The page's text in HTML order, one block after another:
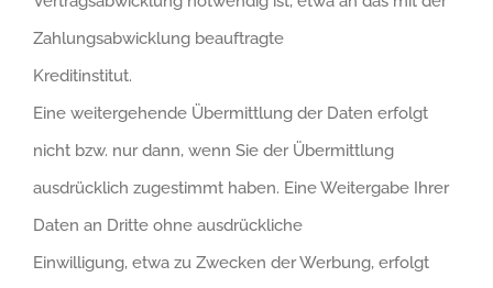
Zahlungsabwicklung beauftragte
Kreditinstitut.
Eine weitergehende Übermittlung der Daten erfolgt
nicht bzw. nur dann, wenn Sie der Übermittlung
ausdrücklich zugestimmt haben. Eine Weitergabe Ihrer
Daten an Dritte ohne ausdrückliche
Einwilligung, etwa zu Zwecken der Werbung, erfolgt